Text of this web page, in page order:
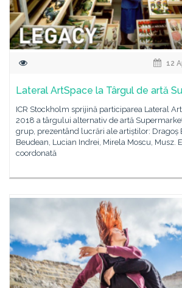
12
Lateral ArtSpace la Târgul de artă
ICR Stockholm sprijină participarea Lateral
2018 a târgului alternativ de artă
grup, prezentând lucrări ale artiștilor: Dragoș
Beudean, Lucian Indrei, Mirela Moscu, Musz.
coordonată